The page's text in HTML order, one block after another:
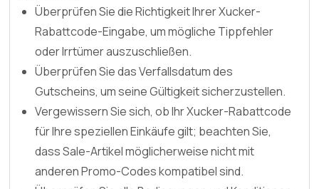
Überprüfen Sie die Richtigkeit Ihrer Xucker-
Rabattcode-Eingabe, um mögliche Tippfehler
oder Irrtümer auszuschließen.
Überprüfen Sie das Verfallsdatum des
Gutscheins, um seine Gültigkeit sicherzustellen.
Vergewissern Sie sich, ob Ihr Xucker-Rabattcode
für Ihre speziellen Einkäufe gilt; beachten Sie,
dass Sale-Artikel möglicherweise nicht mit
anderen Promo-Codes kompatibel sind.